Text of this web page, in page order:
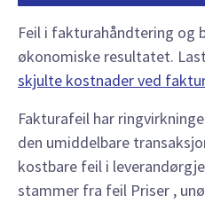
Feil i fakturahåndtering og
økonomiske resultatet.
skjulte kostnader ved
Fakturafeil har
den umiddelbare
kostbare feil i
stammer fra feil Priser ,